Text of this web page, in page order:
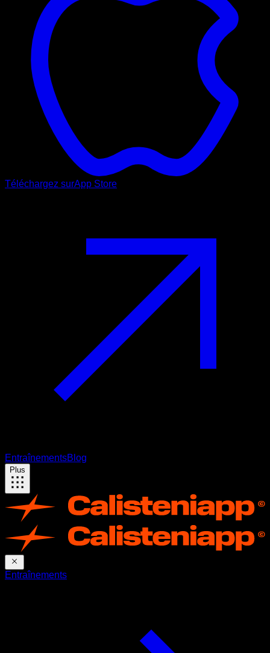
Téléchargez surApp Store
EntraînementsBlog
Plus
Entraînements